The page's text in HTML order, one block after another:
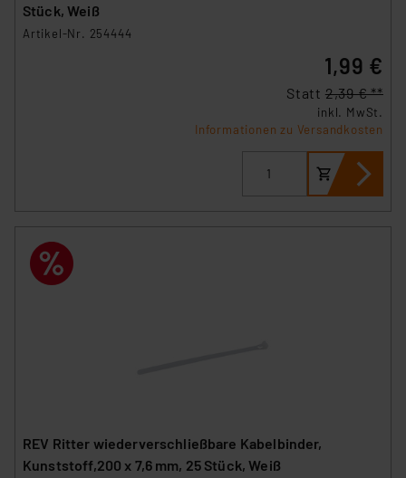
Stück, Weiß
Artikel-Nr. 254444
1,99 €
Statt 2,39 € **
inkl. MwSt.
Informationen zu Versandkosten
REV Ritter wiederverschließbare Kabelbinder,
Kunststoff,200 x 7,6 mm, 25 Stück, Weiß